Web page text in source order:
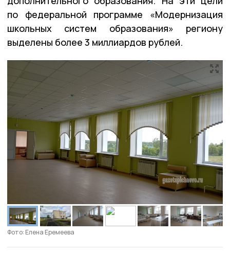
по федеральной программе «Модернизация
школьных систем образования» региону
выделены более 3 миллиардов рублей.
Фото: Елена Еремеева